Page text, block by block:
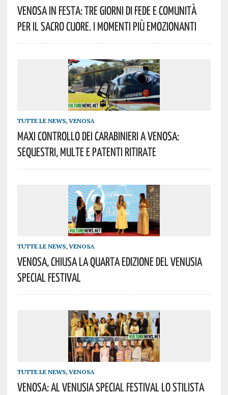
Venosa In Festa: Tre Giorni Di Fede E Comunità
Per Il Sacro Cuore. I Momenti Più Emozionanti
TUTTE LE NEWS, VENOSA
Maxi Controllo Dei Carabinieri A Venosa:
Sequestri, Multe E Patenti Ritirate
TUTTE LE NEWS, VENOSA
Venosa, Chiusa La Quarta Edizione Del Venusia
Special Festival
TUTTE LE NEWS, VENOSA
Venosa: Al Venusia Special Festival Lo Stilista